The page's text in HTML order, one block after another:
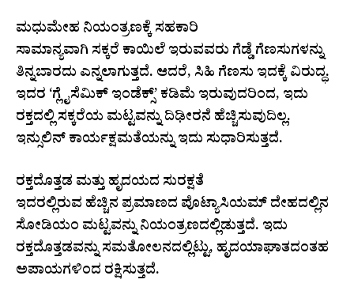
ಮಧುಮೇಹ ನಿಯಂತ್ರಣಕ್ಕೆ ಸಹಕಾರಿ
ಸಾಮಾನ್ಯವಾಗಿ ಸಕ್ಕರೆ ಕಾಯಿಲೆ ಇರುವವರು ಗೆಡ್ಡೆ ಗೆಣಸುಗಳನ್ನು
ತಿನ್ನಬಾರದು ಎನ್ನಲಾಗುತ್ತದೆ. ಆದರೆ, ಸಿಹಿ ಗೆಣಸು ಇದಕ್ಕೆ ವಿರುದ್ಧ.
ಇದರ ‘ಗ್ಲೈಸೆಮಿಕ್ ಇಂಡೆಕ್ಸ್’ ಕಡಿಮೆ ಇರುವುದರಿಂದ, ಇದು
ರಕ್ತದಲ್ಲಿ ಸಕ್ಕರೆಯ ಮಟ್ಟವನ್ನು ದಿಢೀರನೆ ಹೆಚ್ಚಿಸುವುದಿಲ್ಲ.
ಇನ್ಸುಲಿನ್ ಕಾರ್ಯಕ್ಷಮತೆಯನ್ನು ಇದು ಸುಧಾರಿಸುತ್ತದೆ.
ರಕ್ತದೊತ್ತಡ ಮತ್ತು ಹೃದಯದ ಸುರಕ್ಷತೆ
ಇದರಲ್ಲಿರುವ ಹೆಚ್ಚಿನ ಪ್ರಮಾಣದ ಪೊಟ್ಯಾಸಿಯಮ್ ದೇಹದಲ್ಲಿನ
ಸೋಡಿಯಂ ಮಟ್ಟವನ್ನು ನಿಯಂತ್ರಣದಲ್ಲಿಡುತ್ತದೆ. ಇದು
ರಕ್ತದೊತ್ತಡವನ್ನು ಸಮತೋಲನದಲ್ಲಿಟ್ಟು, ಹೃದಯಾಘಾತದಂತಹ
ಅಪಾಯಗಳಿಂದ ರಕ್ಷಿಸುತ್ತದೆ.